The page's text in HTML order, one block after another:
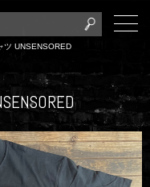
ツ UNSENSORED